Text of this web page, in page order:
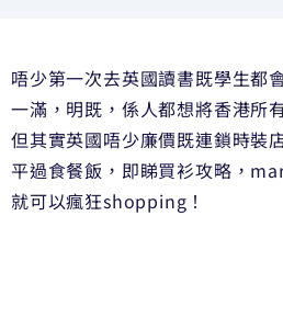
預約諮詢
唔少第一次去英國讀書既學生都
一滿，明既，係人都想將香港所
但其實英國唔少廉價既連鎖時裝
平過食餐飯，即睇買衫攻略，
就可以瘋狂shopping！